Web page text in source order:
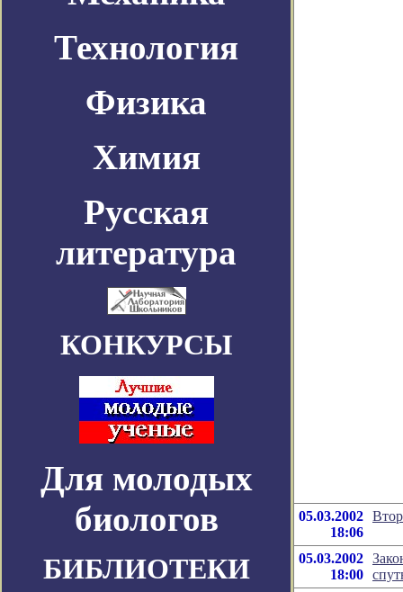
Технология
Физика
Химия
Русская
литература
КОНКУРСЫ
Для молодых
биологов
БИБЛИОТЕКИ
05.03.2002
18:06
05.03.2002
18:00